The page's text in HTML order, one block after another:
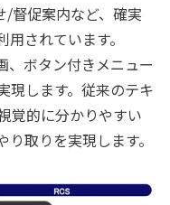
督促案内など、確実
されています。
、ボタン付きメニュー
現します。従来のテキ
覚的に分かりやすい
取りを実現します。